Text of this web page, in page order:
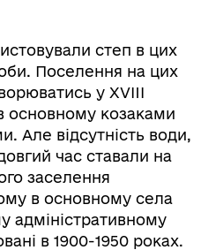
степ в цих
Поселення на цих
у XVIII
основному козаками
Але відсутність води,
час ставали на
заселення
в основному села
адміністративному
в 1900-1950 роках.